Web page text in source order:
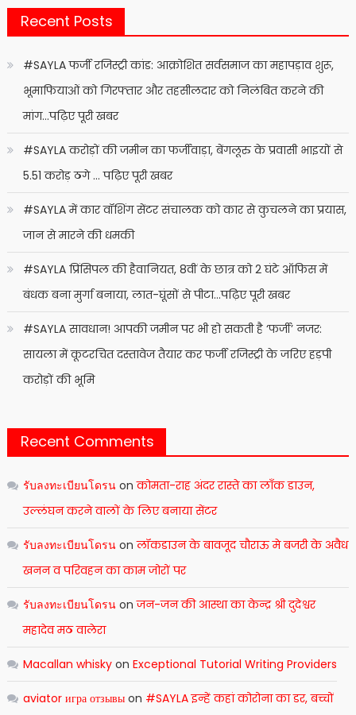
Recent Posts
#SAYLA फर्जी रजिस्ट्री कांड: आक्रोशित सर्वसमाज का महापड़ाव शुरू,
भूमाफियाओं को गिरफ्तार और तहसीलदार को निलंबित करने की
मांग…पढ़िए पूरी खबर
#SAYLA करोड़ों की जमीन का फर्जीवाड़ा, बेंगलूरु के प्रवासी भाइयों से
5.51 करोड़ ठगे … पढ़िए पूरी खबर
#SAYLA में कार वॉशिंग सेंटर संचालक को कार से कुचलने का प्रयास,
जान से मारने की धमकी
#SAYLA प्रिंसिपल की हैवानियत, 8वीं के छात्र को 2 घंटे ऑफिस में
बंधक बना मुर्गा बनाया, लात-घूंसों से पीटा…पढ़िए पूरी खबर
#SAYLA सावधान! आपकी जमीन पर भी हो सकती है ‘फर्जी’ नजर:
सायला में कूटरचित दस्तावेज तैयार कर फर्जी रजिस्ट्री के जरिए हड़पी
करोड़ों की भूमि
Recent Comments
รับลงทะเบียนโดรนonकोमता-राह अंदर रास्ते का लाँक डाउन,
उल्लंघन करने वालों के लिए बनाया सेंटर
รับลงทะเบียนโดรนonलॉकडाउन के बावजूद चौराऊ मे बजरी के अवैध
खनन व परिवहन का काम जोरों पर
รับลงทะเบียนโดรนonजन-जन की आस्था का केन्द्र श्री दुदेश्वर
महादेव मठ वालेरा
Macallan whiskyon Exceptional Tutorial Writing Providers
aviator игра отзывыon #SAYLA इन्हें कहां कोरोना का डर, बच्चों